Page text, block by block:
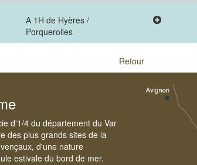
A 1H de Hyères /
Porquerolles
Retour
d'1/4 du département du Var
des plus grands sites de la
d'une nature
estivale du bord de mer.